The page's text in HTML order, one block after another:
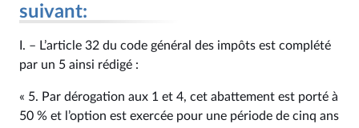
suivant:
I. – L’article 32 du code général des impôts est complété
par un 5 ainsi rédigé :
« 5. Par dérogation aux 1 et 4, cet abattement est porté à
50 % et l’option est exercée pour une période de cinq ans